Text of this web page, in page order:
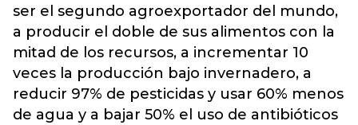
ser el segundo agroexportador del mundo,
a producir el doble de sus alimentos con la
mitad de los recursos, a incrementar 10
veces la producción bajo invernadero, a
reducir 97% de pesticidas y usar 60% menos
de agua y a bajar 50% el uso de antibióticos